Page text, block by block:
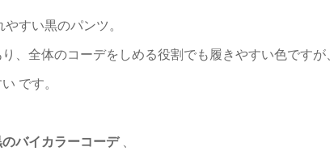
すい黒のパンツ。
、全体のコーデをしめる役割でも履きやすい色ですが、
です。
バイカラーコーデ 、